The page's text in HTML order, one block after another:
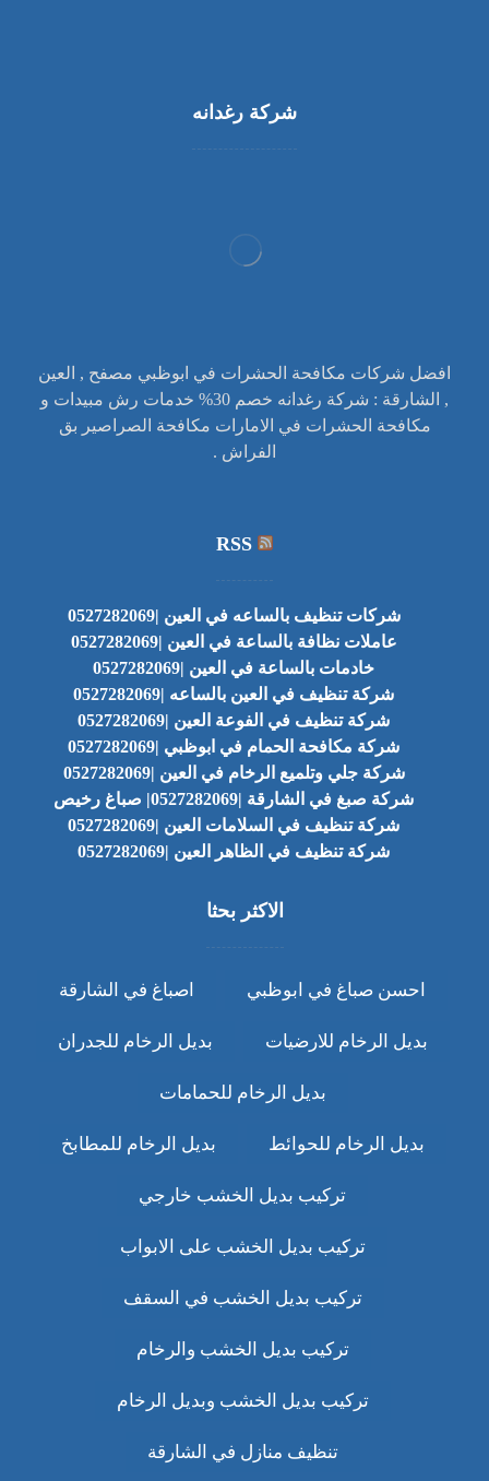
شركة رغدانه
افضل شركات مكافحة الحشرات في ابوظبي مصفح , العين
, الشارقة : شركة رغدانه خصم 30% خدمات رش مبيدات و
مكافحة الحشرات في الامارات مكافحة الصراصير بق
الفراش .
RSS
شركات تنظيف بالساعه في العين |0527282069
عاملات نظافة بالساعة في العين |0527282069
خادمات بالساعة في العين |0527282069
شركة تنظيف في العين بالساعه |0527282069
شركة تنظيف في الفوعة العين |0527282069
شركة مكافحة الحمام في ابوظبي |0527282069
شركة جلي وتلميع الرخام في العين |0527282069
شركة صبغ في الشارقة |0527282069| صباغ رخيص
شركة تنظيف في السلامات العين |0527282069
شركة تنظيف في الظاهر العين |0527282069
الاكثر بحثا
احسن صباغ في ابوظبي اصباغ في الشارقة
بديل الرخام للارضيات بديل الرخام للجدران
بديل الرخام للحمامات
بديل الرخام للحوائط بديل الرخام للمطابخ
تركيب بديل الخشب خارجي
تركيب بديل الخشب على الابواب
تركيب بديل الخشب في السقف
تركيب بديل الخشب والرخام
تركيب بديل الخشب وبديل الرخام
تنظيف منازل في الشارقة